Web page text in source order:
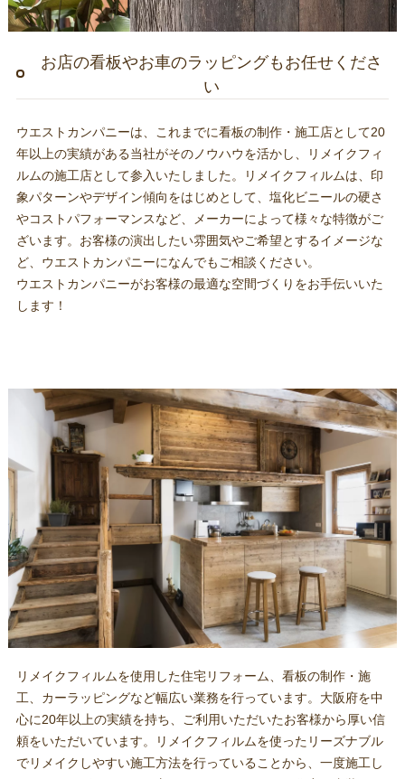
お店の看板やお車のラッピングもお任せくださ
い
ウエストカンパニーは、これまでに看板の制作・施工店として20
年以上の実績がある当社がそのノウハウを活かし、リメイクフィ
ルムの施工店として参入いたしました。リメイクフィルムは、印
象パターンやデザイン傾向をはじめとして、塩化ビニールの硬さ
やコストパフォーマンスなど、メーカーによって様々な特徴がご
ざいます。お客様の演出したい雰囲気やご希望とするイメージな
ど、ウエストカンパニーになんでもご相談ください。
ウエストカンパニーがお客様の最適な空間づくりをお手伝いいた
します！
リメイクフィルムを使用した住宅リフォーム、看板の制作・施
工、カーラッピングなど幅広い業務を行っています。大阪府を中
心に20年以上の実績を持ち、ご利用いただいたお客様から厚い信
頼をいただいています。リメイクフィルムを使ったリーズナブル
でリメイクしやすい施工方法を行っていることから、一度施工し